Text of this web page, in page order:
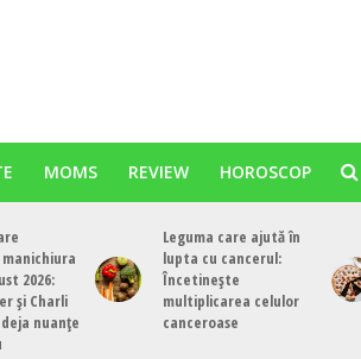
MOMS REVIEW HOROSCOP
2026:
și Charli
nuanțe
Leguma care ajută în
lupta cu cancerul:
Încetinește
multiplicarea celulor
canceroase